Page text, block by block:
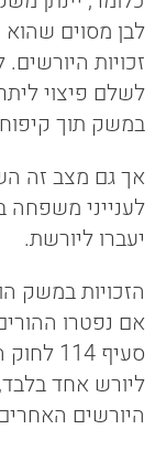
לבן מסוים
זכויות
לשלם פיצוי
במשק תוך
אך גם מצב זה
לענייני משפחה
יעברו ליורשת.
הזכויות במשק
אם נפטרו
סעיף
ליורש אחד
היורשים